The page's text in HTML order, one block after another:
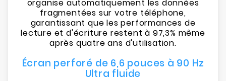
organise automatiquement les données
fragmentées sur votre téléphone,
garantissant que les performances de
lecture et d'écriture restent à 97,3% même
après quatre ans d'utilisation.
Écran perforé de 6,6 pouces à 90 Hz
Ultra fluide